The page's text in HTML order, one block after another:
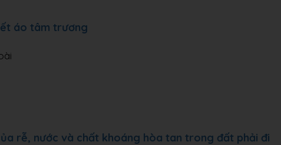
áo tâm trương
rễ, nước và chất khoáng hòa tan trong đất phải đi